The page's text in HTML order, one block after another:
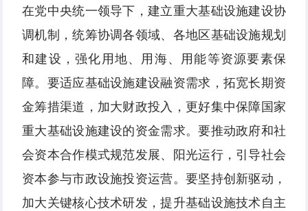
在党中央统一领导下，建立重大基础设施建设协
调机制，统筹协调各领域、各地区基础设施规划
和建设，强化用地、用海、用能等资源要素保
障。要适应基础设施建设融资需求，拓宽长期资
金筹措渠道，加大财政投入，更好集中保障国家
重大基础设施建设的资金需求。要推动政府和社
会资本合作模式规范发展、阳光运行，引导社会
资本参与市政设施投资运营。要坚持创新驱动，
加大关键核心技术研发，提升基础设施技术自主